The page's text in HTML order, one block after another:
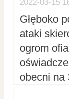
2022-03-15
Głęboko
ataki
ogrom
obecni na